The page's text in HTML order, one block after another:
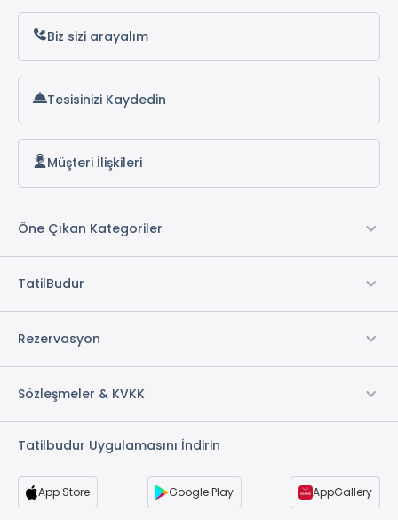
Elektrik
Su
Üç Katlı Villa
Müstakil Bahçe
1 Adet Mutfak
3 Adet Banyo
Kitap & Dergi Köşesi
Biz sizi arayalım
Tesisinizi Kaydedin
Müşteri İlişkileri
Öne Çıkan Kategoriler
TatilBudur
Rezervasyon
Sözleşmeler & KVKK
Tatilbudur Uygulamasını İndirin
App Store Google Play AppGallery